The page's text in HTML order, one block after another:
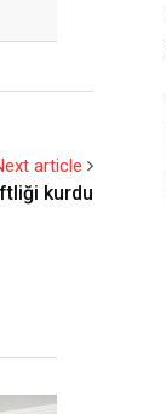
article
kurdu